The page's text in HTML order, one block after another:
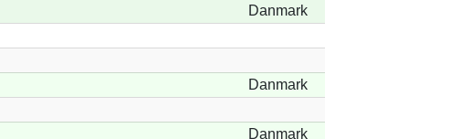
Danmark
Danmark
Danmark